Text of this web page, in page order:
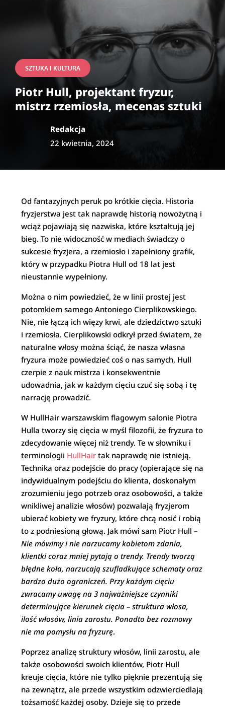
SZTUKA I KULTURA
Piotr Hull, projektant fryzur,
mistrz rzemiosła, mecenas sztuki
Redakcja
22 kwietnia, 2024
Od fantazyjnych peruk po krótkie cięcia. Historia
fryzjerstwa jest tak naprawdę historią nowożytną i
wciąż pojawiają się nazwiska, które kształtują jej
bieg. To nie widoczność w mediach świadczy o
sukcesie fryzjera, a rzemiosło i zapełniony grafik,
który w przypadku Piotra Hull od 18 lat jest
nieustannie wypełniony.
Można o nim powiedzieć, że w linii prostej jest
potomkiem samego Antoniego Cierplikowskiego.
Nie, nie łączą ich więzy krwi, ale dziedzictwo sztuki
i rzemiosła. Cierplikowski odkrył przed światem, że
naturalne włosy można ściąć, że nasza własna
fryzura może powiedzieć coś o nas samych, Hull
czerpie z nauk mistrza i konsekwentnie
udowadnia, jak w każdym cięciu czuć się sobą i tę
narrację prowadzić.
W HullHair warszawskim flagowym salonie Piotra
Hulla tworzy się cięcia w myśl filozofii, że fryzura to
zdecydowanie więcej niż trendy. Te w słowniku i
terminologii HullHair tak naprawdę nie istnieją.
Technika oraz podejście do pracy (opierające się na
indywidualnym podejściu do klienta, doskonałym
zrozumieniu jego potrzeb oraz osobowości, a także
wnikliwej analizie włosów) pozwalają fryzjerom
ubierać kobiety we fryzury, które chcą nosić i robią
to z podniesioną głową. Jak mówi sam Piotr Hull –
Nie mówimy i nie narzucamy kobietom zdania,
klientki coraz mniej pytają o trendy. Trendy tworzą
błędne koła, narzucają szufladkujące schematy oraz
bardzo dużo ograniczeń. Przy każdym cięciu
zwracamy uwagę na 3 najważniejsze czynniki
determinujące kierunek cięcia– struktura włosa,
ilość włosów, linia zarostu. Ponadto bez rozmowy
nie ma pomysłu na fryzurę.
Poprzez analizę struktury włosów, linii zarostu, ale
także osobowości swoich klientów, Piotr Hull
kreuje cięcia, które nie tylko pięknie prezentują się
na zewnątrz, ale przede wszystkim odzwierciedlają
tożsamość każdej osoby. Dzieje się to przede